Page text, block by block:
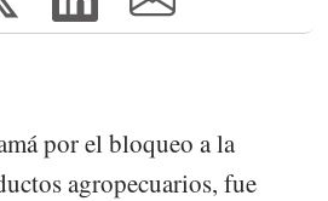
por el bloqueo a la
agropecuarios, fue